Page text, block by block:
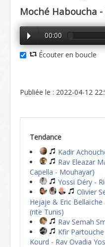
Moché Haboucha
00:00
Écouter en boucle
Publiée le : 2022-04-12
Tendance
Kadir
Rav Eleazar
Capella - Mouhayar)
Yossi Déry -
Olivier
Hejaje & Eric
(rite Tunis)
Rav Semah
Kfir
Kourd - Rav Ovadia